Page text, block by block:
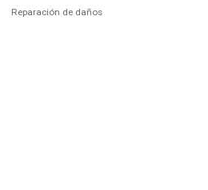
Reparación de daños